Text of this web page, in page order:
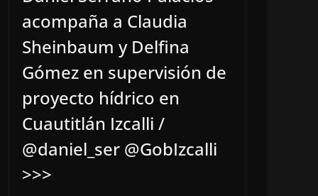
acompaña a Claudia
Sheinbaum y Delfina
Gómez en supervisión de
proyecto hídrico en
Cuautitlán Izcalli /
@daniel_ser @GobIzcalli
>>>